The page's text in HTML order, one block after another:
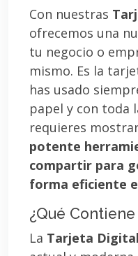
Con nuestras
ofrecemos una
tu negocio o
mismo. Es la
has usado
papel y con toda
requieres
potente
compartir para
forma eficiente
¿Qué
La Tarjeta Digital